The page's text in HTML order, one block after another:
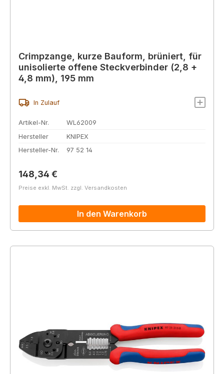
Crimpzange, kurze Bauform, brüniert, für
unisolierte offene Steckverbinder (2,8 +
4,8 mm), 195 mm
In Zulauf
Artikel-Nr.
WL62009
Hersteller
KNIPEX
Hersteller-Nr.
97 52 14
Regulärer Preis:
148,34 €
Preise exkl. MwSt. zzgl. Versandkosten
In den Warenkorb